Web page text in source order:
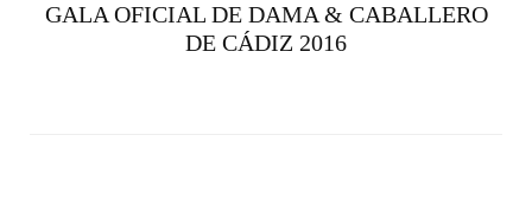
GALA OFICIAL DE DAMA & CABALLERO
DE CÁDIZ 2016